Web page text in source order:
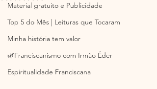
Material gratuito e Publicidade
Top 5 do Mês | Leituras que Tocaram
Minha história tem valor
🌿Franciscanismo com Irmão Éder
Espiritualidade Franciscana